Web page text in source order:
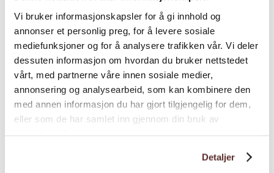
Vi bruker informasjonskapsler for å gi innhold og
annonser et personlig preg, for å levere sosiale
mediefunksjoner og for å analysere trafikken vår. Vi deler
dessuten informasjon om hvordan du bruker nettstedet
vårt, med partnerne våre innen sosiale medier,
annonsering og analysearbeid, som kan kombinere den
med annen informasjon du har gjort tilgjengelig for dem,
eller som de har samlet inn gjennom din bruk av
Detaljer
12-15 båtplassar ved kaien. Serviceanlegg
med dusj, toalett og vaskemaskin ligg ved
kaféen på kaia, og er ope for båtgjester.